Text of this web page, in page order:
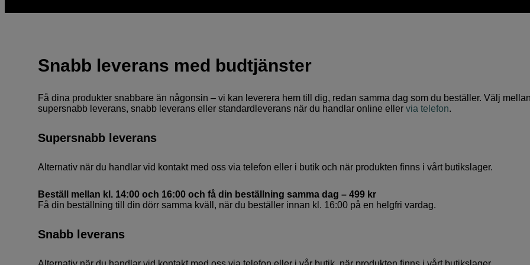
Snabb leverans med budtjänster
Få dina produkter snabbare än någonsin – vi kan leverera hem till dig, redan samma dag som du beställer. Välj
supersnabb leverans, snabb leverans eller standardleverans när du handlar online eller via telefon.
Supersnabb leverans
Alternativ när du handlar vid kontakt med oss via telefon eller i butik och när produkten finns i vårt butikslager.
Beställ mellan kl. 14:00 och 16:00 och få din beställning samma dag – 499 kr
Få din beställning till din dörr samma kväll, när du beställer innan kl. 16:00 på en helgfri vardag.
Snabb leverans